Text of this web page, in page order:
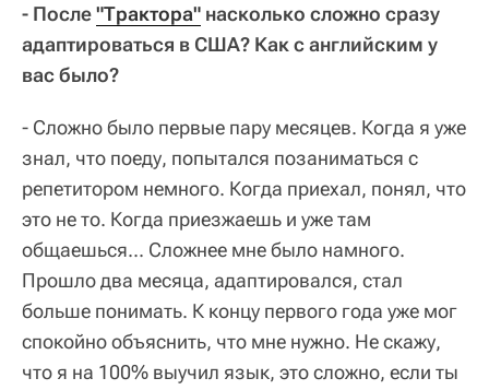
- После"Трактора" насколько сложно сразу
адаптироваться в США? Как с английским у
вас было?
- Сложно было первые пару месяцев. Когда я уже
знал, что поеду, попытался позаниматься с
репетитором немного. Когда приехал, понял, что
это не то. Когда приезжаешь и уже там
общаешься... Сложнее мне было намного.
Прошло два месяца, адаптировался, стал
больше понимать. К концу первого года уже мог
спокойно объяснить, что мне нужно. Не скажу,
что я на 100% выучил язык, это сложно, если ты